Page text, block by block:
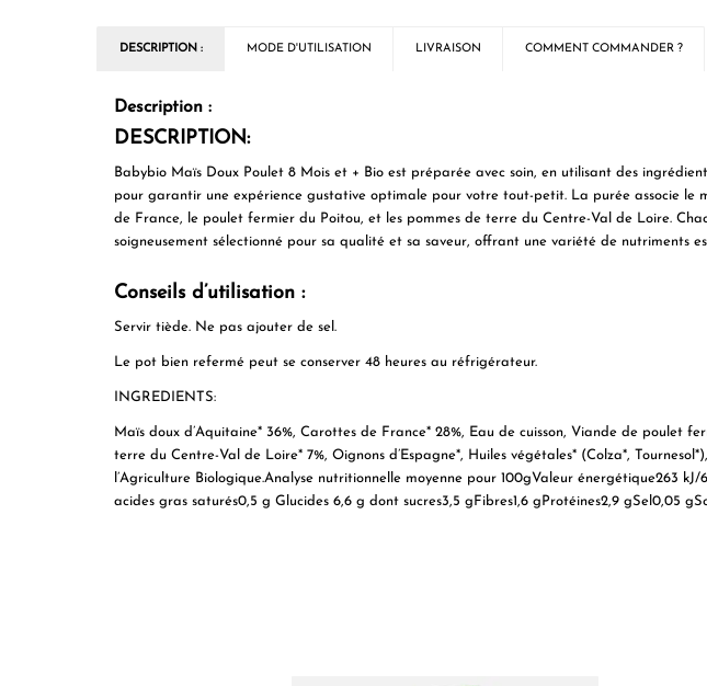
DESCRIPTION : MODE D'UTILISATION LIVRAISON COMMENT COMMANDER ?
Description :
DESCRIPTION:
Babybio Maïs Doux Poulet 8 Mois et + Bio est préparée avec soin, en utilisant des
pour garantir une expérience gustative optimale pour votre tout-petit. La purée associe le
de France, le poulet fermier du Poitou, et les pommes de terre du Centre-Val de Loire.
soigneusement sélectionné pour sa qualité et sa saveur, offrant une variété de nutriments
Conseils d’utilisation :
Servir tiède. Ne pas ajouter de sel.
Le pot bien refermé peut se conserver 48 heures au réfrigérateur.
INGREDIENTS:
Maïs doux d’Aquitaine* 36%, Carottes de France* 28%, Eau de cuisson, Viande de poulet
terre du Centre-Val de Loire* 7%, Oignons d’Espagne*, Huiles végétales* (Colza*,
l’Agriculture Biologique.Analyse nutritionnelle moyenne pour 100gValeur énergétique263
acides gras saturés0,5 g Glucides 6,6 g dont sucres3,5 gFibres1,6 gProtéines2,9 gSel0,05